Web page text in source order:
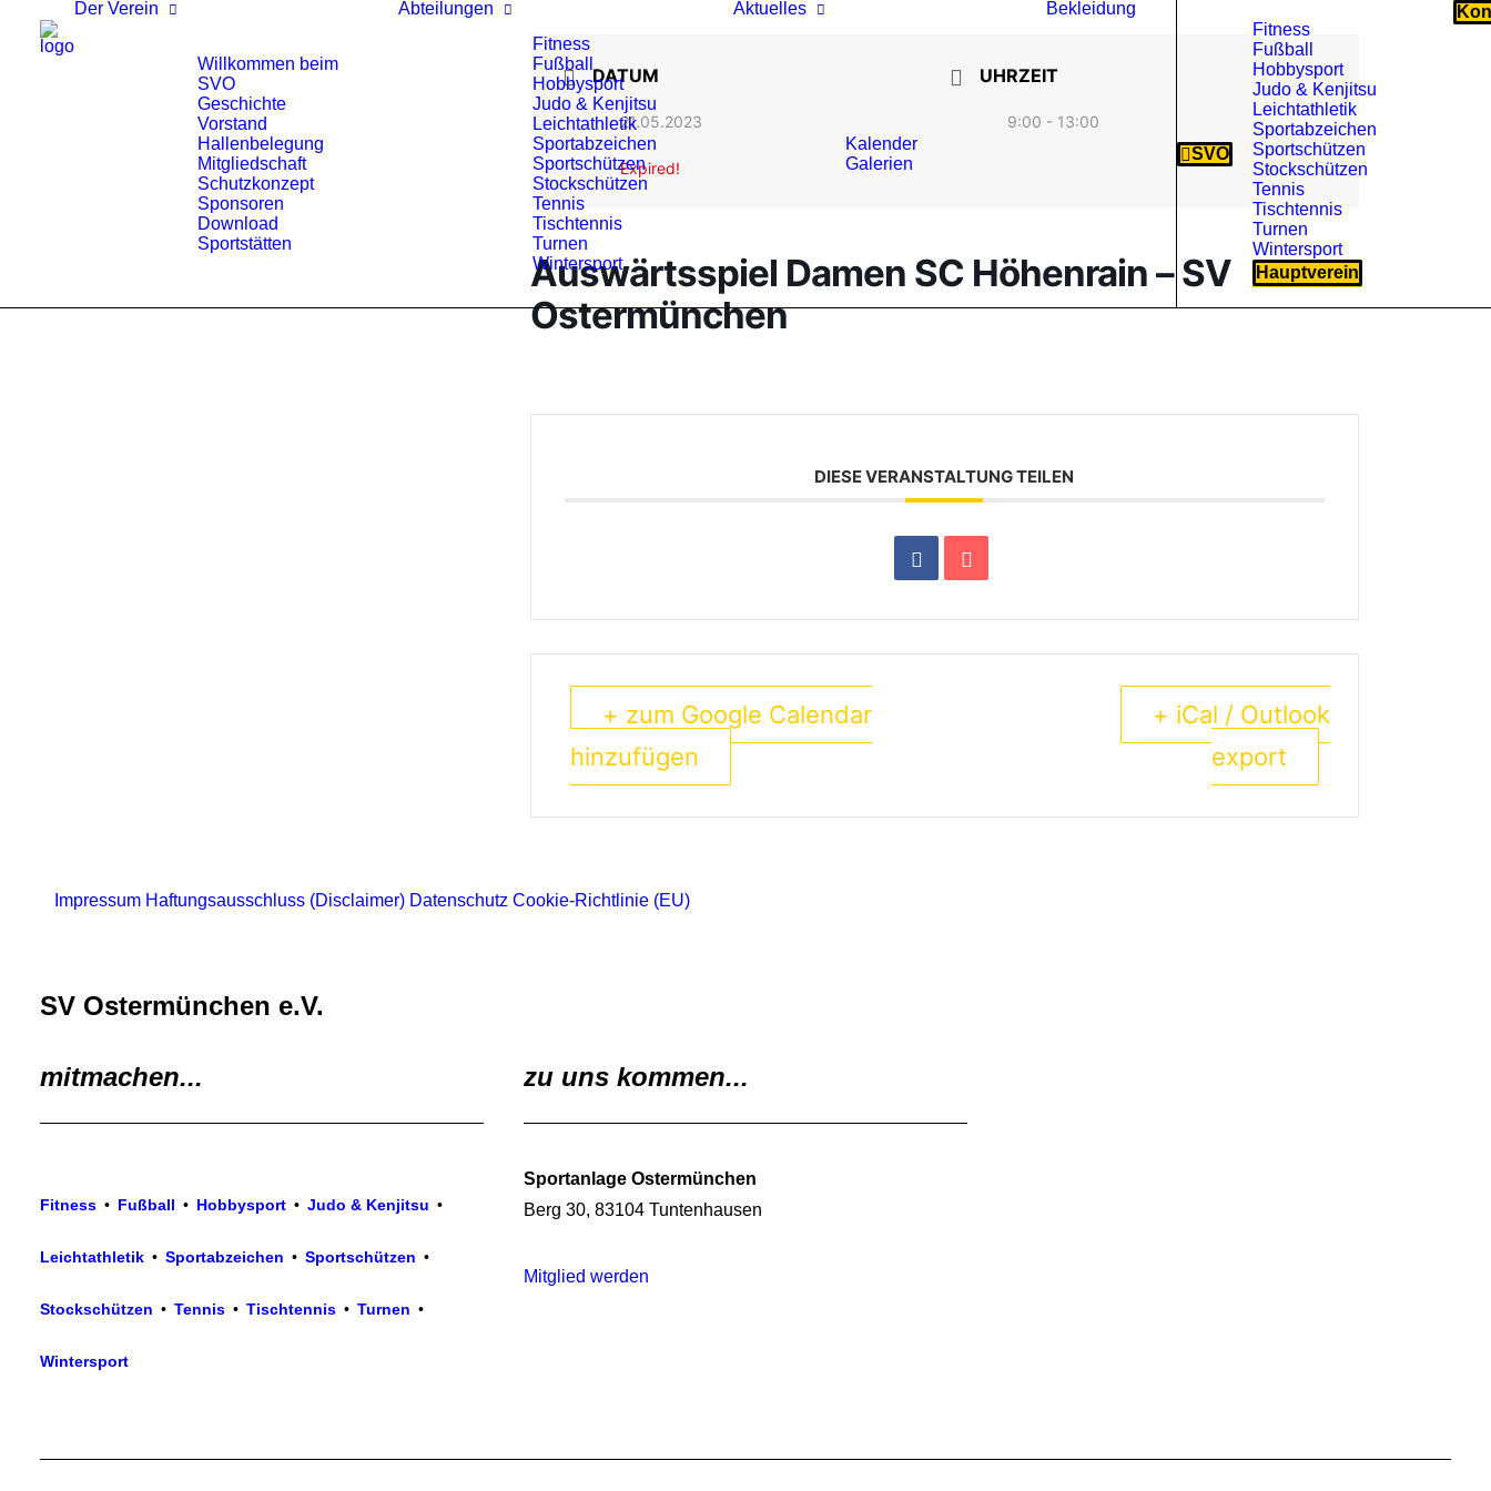
Der Verein
Willkommen beim
SVO
Geschichte
Vorstand
Hallenbelegung
Mitgliedschaft
Schutzkonzept
Sponsoren
Download
Sportstätten
Abteilungen
Fitness
Fußball
Hobbysport
Judo & Kenjitsu
Leichtathletik
Sportabzeichen
Sportschützen
Stockschützen
Tennis
Tischtennis
Turnen
Wintersport
Aktuelles
Kalender
Galerien
Bekleidung
SVO
Fitness
Fußball
Hobbysport
Judo & Kenjitsu
Leichtathletik
Sportabzeichen
Sportschützen
Stockschützen
Tennis
Tischtennis
Turnen
Wintersport
Hauptverein
DATUM
21.05.2023
Expired!
UHRZEIT
9:00 - 13:00
Auswärtsspiel Damen SC Höhenrain – SV
Ostermünchen
DIESE VERANSTALTUNG TEILEN
+ zum Google Calendar
hinzufügen
+ iCal / Outlook
export
Impressum Haftungsausschluss (Disclaimer) Datenschutz Cookie-Richtlinie (EU)
SV Ostermünchen e.V.
mitmachen...
Fitness • •Fußball • •Hobbysport • •
Judo & Kenjitsu •
•Leichtathletik • •
Sportabzeichen • •
Sportschützen •
•
Stockschützen • •
Tennis • •
Tischtennis • •
Turnen •
•
Wintersport
zu uns kommen...
Sportanlage Ostermünchen
Berg 30, 83104 Tuntenhausen
Mitglied werden